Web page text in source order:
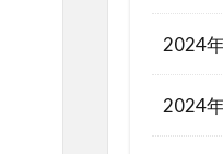
2024
2024